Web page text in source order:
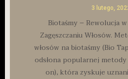
3 lutego,
Biotaśmy – Rewolucja w
Zagęszczaniu Włosów.
włosów na biotaśmy (Bio
odsłona popularnej
on), która zyskuje